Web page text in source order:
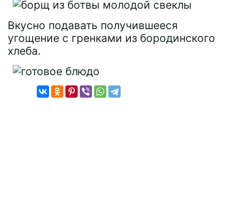
Вкусно подавать получившееся
угощение с гренками из бородинского
хлеба.